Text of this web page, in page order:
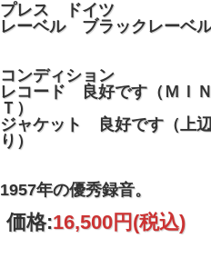
プレス ドイツ
レーベル ブラックレーベ
コンディション
レコード 良好です（ＭＩ
Ｔ）
ジャケット 良好です（上
り）
1957年の優秀録音。
価格:16,500円 (税込)